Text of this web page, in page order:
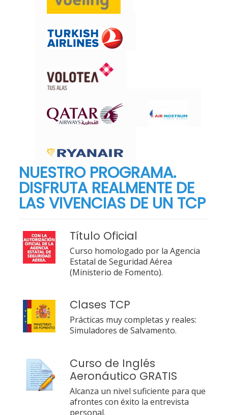
NUESTRO PROGRAMA.
DISFRUTA REALMENTE DE
LAS VIVENCIAS DE UN TCP
Título Oficial
Curso homologado por la Agencia
Estatal de Seguridad Aérea
(Ministerio de Fomento).
Clases TCP
Prácticas muy completas y reales:
Simuladores de Salvamento.
Curso de Inglés
Aeronáutico GRATIS
Alcanza un nivel suficiente para que
afrontes con éxito la entrevista
personal.